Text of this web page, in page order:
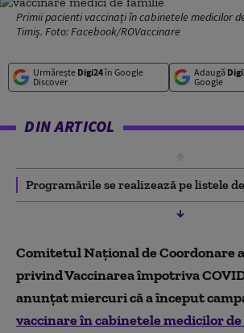
Primii pacienti vaccinați în cabinetele medicilor
Timiș. Foto: Facebook/ROVaccinare
Urmărește Digi24în Google
Discover
Adaugă
Google
DIN ARTICOL
Programările se realizează pe listele
Comitetul Național de Coordonare
privind Vaccinarea împotriva
anunțat miercuri că a început
vaccinare în cabinetele medicilor